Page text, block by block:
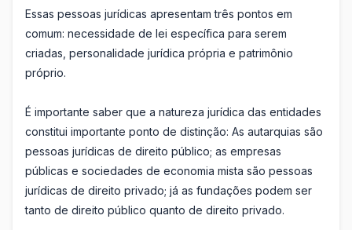
Essas pessoas jurídicas apresentam três pontos em
comum: necessidade de lei específica para serem
criadas, personalidade jurídica própria e patrimônio
próprio.
É importante saber que a natureza jurídica das entidades
constitui importante ponto de distinção: As autarquias são
pessoas jurídicas de direito público; as empresas
públicas e sociedades de economia mista são pessoas
jurídicas de direito privado; já as fundações podem ser
tanto de direito público quanto de direito privado.